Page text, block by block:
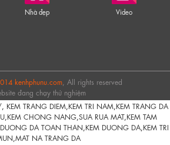
Nhà đẹp Video
kenhphunu.com, All rights reserved
đang chạy thử nghiệm
KEM TRANG DIEM KEM TRI NAM KEM TRANG DA
, KEM CHONG NANG, SUA RUA MAT, KEM TAM
DA TOAN THAN KEM DUONG DA, KEM TRI
MAT NA TRANG DA